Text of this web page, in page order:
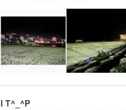
I T^_^P